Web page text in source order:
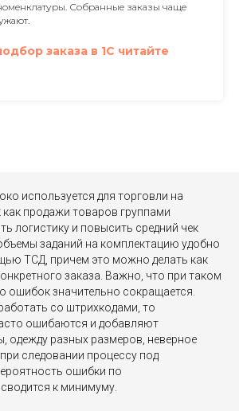
Собранные заказы чаще
заказа в 1С читайте
используется для торговли на
как продажи товаров группами
логистику и повысить средний чек
заданий на комплектацию удобно
ТСД, причем это можно делать как
заказа. Важно, что при таком
ошибок значительно сокращается.
со штрихкодами, то
ошибаются и добавляют
одежду разных размеров, неверное
следовании процессу под
ошибки по
к минимуму.